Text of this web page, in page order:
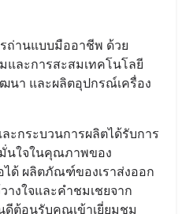
รถ่านแบบมืออาชีพ ด้วย
ละการสะสมเทคโนโลยี
นา และผลิตอุปกรณ์เครื่อง
กระบวนการผลิตได้รับการ
นใจในคุณภาพของ
ด้ ผลิตภัณฑ์ของเราส่งออก
างใจและคำชมเชยจาก
ดีต้อนรับคุณเข้าเยี่ยมชม